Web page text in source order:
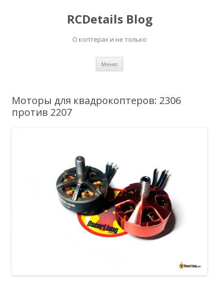
RCDetails Blog
О коптерах и не только
Меню
Моторы для квадрокоптеров: 2306
против 2207